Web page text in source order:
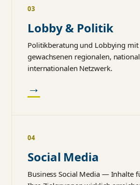
03
Lobby & Politik
Politikberatung und Lobbying mit
gewachsenen regionalen,
internationalen Netzwerk.
→
04
Social Media
Business Social Media — Inhalte